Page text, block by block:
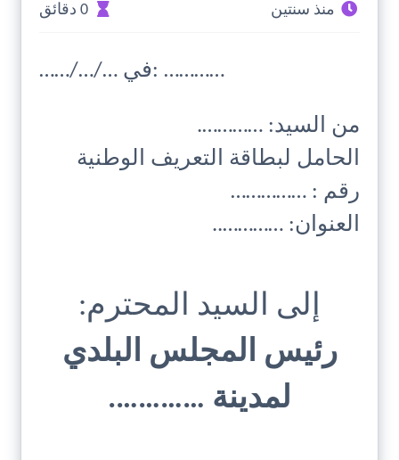
منذ سنتين 0 دقائق
……/…/… في: …………
من السيد: ………….
الحامل لبطاقة التعريف الوطنية
رقم : ……………
العنوان: …………..
إلى السيد المحترم:
رئيس المجلس البلدي
لمدينة ………….